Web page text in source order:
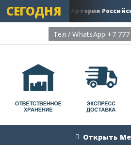
СЕГОДНЯ
путь: Главная Артерия
Тел / WhatsApp +7
Открыть